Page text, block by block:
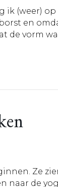
ik (weer)
en
de vorm
Ze
naar de